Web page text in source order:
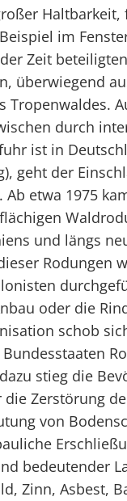
Haltbarkeit,
im
Zeit
überwiegend
Tropenwaldes.
durch
ist in
geht der
etwa 1975
und längs
Rodungen
oder die
schob
stieg die
Zerstörung
von
bedeutender
Zinn, Asbest,